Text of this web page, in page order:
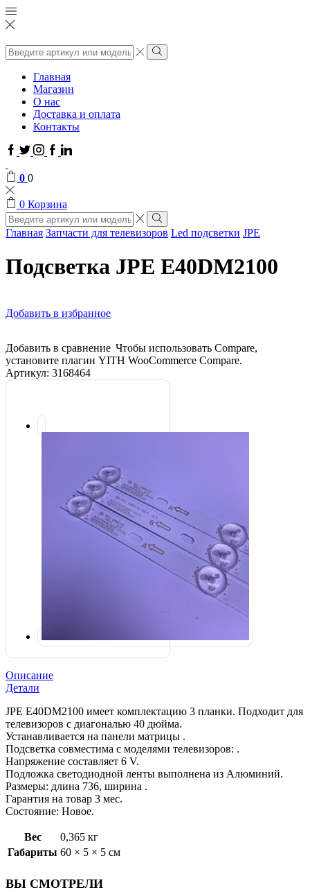
Поиск
ввода
Поиск
Главная
Магазин
О нас
Доставка и оплата
Контакты
Facebook
TwitterInstagram
GoogleLinkedin
0 0
0 Корзина
Поиск
ввода
Поиск
Главная Запчасти для телевизоров Led подсветки JPE
Подсветка JPE E40DM2100
Добавить в избранное
Добавить в сравнение Чтобы использовать Compare,
установите плагин YITH WooCommerce Compare.
Артикул: 3168464
Описание
Детали
JPE E40DM2100 имеет комплектацию 3 планки. Подходит для
телевизоров с диагональю 40 дюйма.
Устанавливается на панели матрицы .
Подсветка совместима с моделями телевизоров: .
Напряжение составляет 6 V.
Подложка светодиодной ленты выполнена из Алюминий.
Размеры: длина 736, ширина .
Гарантия на товар 3 мес.
Состояние: Новое.
Вес
0,365 кг
Габариты 60 × 5 × 5 см
ВЫ СМОТРЕЛИ